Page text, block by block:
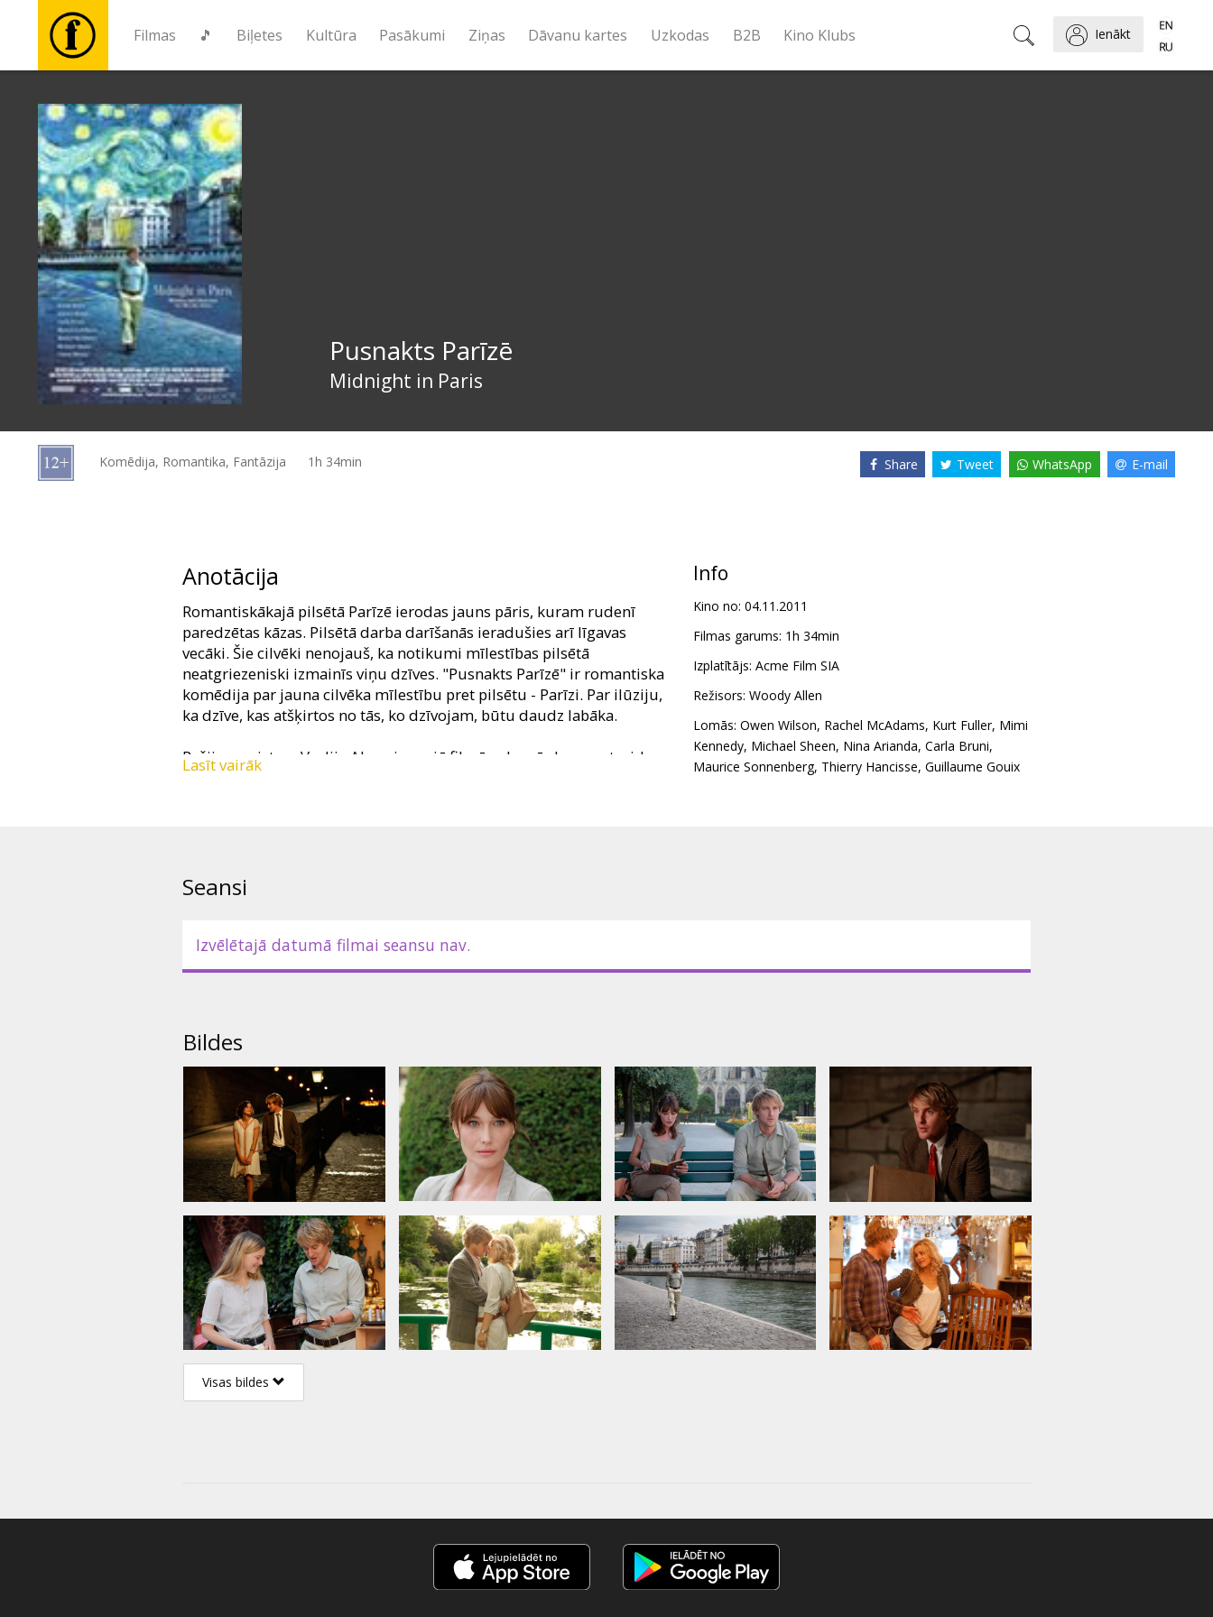
Filmas 🎵 Biļetes Kultūra Pasākumi Ziņas Dāvanu kartes Uzkodas B2B Kino Klubs Ienākt
🎵
Biļetes
Kultūra
Pasākumi
Ziņas
kartes
Pusnakts Parīzē
Midnight in Paris
Komēdija, Romantika, Fantāzija 1h 34min Share Tweet WhatsApp E-mail
Anotācija
Romantiskākajā pilsētā Parīzē ierodas jauns pāris, kuram rudenī
paredzētas kāzas. Pilsētā darba darīšanās ieradušies arī līgavas
vecāki. Šie cilvēki nenojauš, ka notikumi mīlestības pilsētā
neatgriezeniski izmainīs viņu dzīves. "Pusnakts Parīzē" ir romantiska
komēdija par jauna cilvēka mīlestību pret pilsētu - Parīzi. Par ilūziju,
ka dzīve, kas atšķirtos no tās, ko dzīvojam, būtu daudz labāka.
Režijas meistara Vudija Alena jaunajā filmā galvenās lomas atveido
Ovens Vilsons, Rečela Makadamsa, Mariona Kotijāra, kā arī Francijas
Lomās: Owen Wilson, Rachel McAdams, Kathy Bates, Michael Sheen,
Režisors: Woody Allen
Lasīt vairāk
Info
Kino no: 04.11.2011
Filmas garums: 1h 34min
Izplatītājs: Acme Film SIA
Režisors: Woody Allen
Lomās: Owen Wilson, Rachel McAdams, Kurt Fuller, Mimi
Kennedy, Michael Sheen, Nina Arianda, Carla Bruni,
Maurice Sonnenberg, Thierry Hancisse, Guillaume Gouix
Seansi
Izvēlētajā datumā filmai seansu nav.
Bildes
Visas bildes